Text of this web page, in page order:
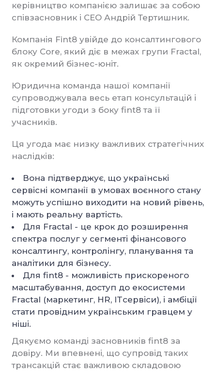
керівництво компанією залишає за собою
співзасновник і CEO Андрій Тертишник.
Компанія Fint8 увійде до консалтингового
блоку Core, який діє в межах групи Fractal,
як окремий бізнес-юніт.
Юридична команда нашої компанії
супроводжувала весь етап консультацій і
підготовки угоди з боку fint8 та її
учасників.
Ця угода має низку важливих стратегічних
наслідків:
Вона підтверджує, що українські
сервісні компанії в умовах воєнного стану
можуть успішно виходити на новий рівень,
і мають реальну вартість.
Для Fractal - це крок до розширення
спектра послуг у сегменті фінансового
консалтингу, контролінгу, планування та
аналітики для бізнесу.
Для fint8 - можливість прискореного
масштабування, доступ до екосистеми
Fractal (маркетинг, HR, ITсервіси), і амбіції
стати провідним українським гравцем у
ніші.
Дякуємо команді засновників fint8 за
довіру. Ми впевнені, що супровід таких
трансакцій стає важливою складовою